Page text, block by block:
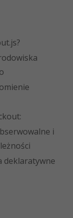
i
deklaratywne